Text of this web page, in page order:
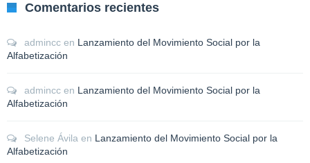
Comentarios recientes
admincc en Lanzamiento del Movimiento Social por la
Alfabetización
admincc en Lanzamiento del Movimiento Social por la
Alfabetización
Selene Ávila en Lanzamiento del Movimiento Social por la
Alfabetización